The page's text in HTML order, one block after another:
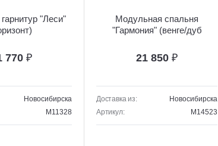
"Леси"
770 ₽
Новосибирска
M11328
Модульная спальня
"Гармония" (венге/дуб
21 850 ₽
Доставка из:
Новосибирска
Артикул:
M14523